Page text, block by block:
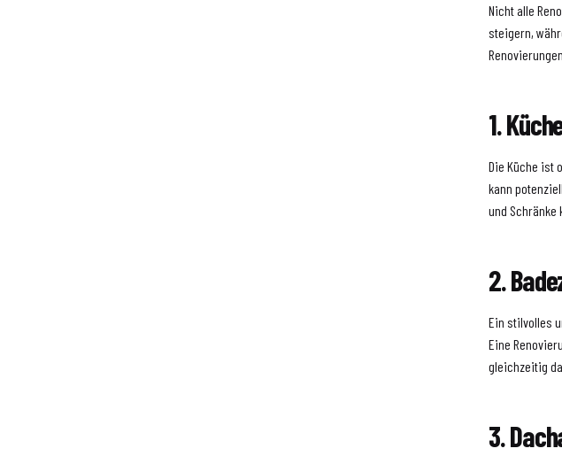
Nicht alle
steigern,
1.
Die Küche ist
kann
und Schränke
2.
Ein stilvolles
Eine
gleichzeitig
3.